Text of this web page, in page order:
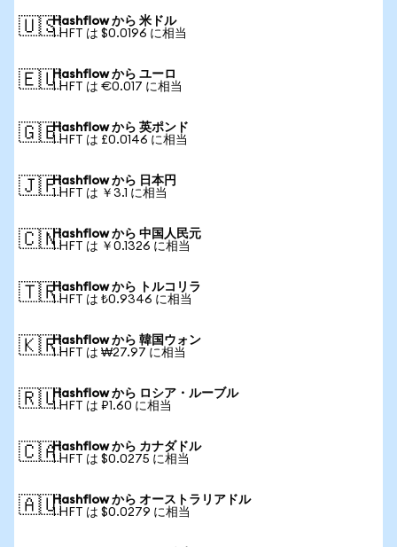
🇺🇸Hashflow から 米ドル
1 HFT は $0.0196 に相当
🇪🇺Hashflow から ユーロ
1 HFT は €0.017 に相当
🇬🇧Hashflow から 英ポンド
1 HFT は £0.0146 に相当
🇯🇵Hashflow から 日本円
1 HFT は ￥3.1 に相当
🇨🇳Hashflow から 中国人民元
1 HFT は ￥0.1326 に相当
🇹🇷Hashflow から トルコリラ
1 HFT は ₺0.9346 に相当
🇰🇷Hashflow から 韓国ウォン
1 HFT は ₩27.97 に相当
🇷🇺Hashflow から ロシア・ルーブル
1 HFT は ₽1.60 に相当
🇨🇦Hashflow から カナダドル
1 HFT は $0.0275 に相当
🇦🇺Hashflow から オーストラリアドル
1 HFT は $0.0279 に相当